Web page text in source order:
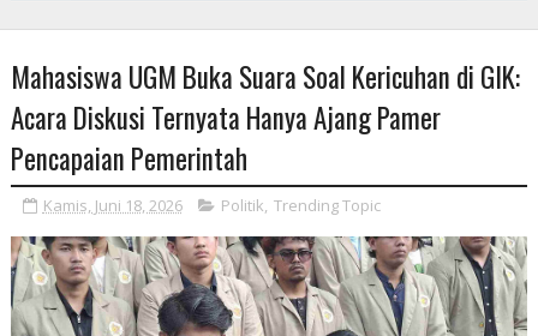
Mahasiswa UGM Buka Suara Soal Kericuhan di GIK:
Acara Diskusi Ternyata Hanya Ajang Pamer
Pencapaian Pemerintah
Kamis, Juni 18, 2026 Politik, Trending Topic